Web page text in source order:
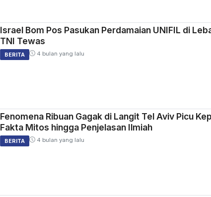
Israel Bom Pos Pasukan Perdamaian UNIFIL di
TNI Tewas
BERITA 4 bulan yang lalu
Fenomena Ribuan Gagak di Langit Tel Aviv Picu
Fakta Mitos hingga Penjelasan Ilmiah
BERITA 4 bulan yang lalu